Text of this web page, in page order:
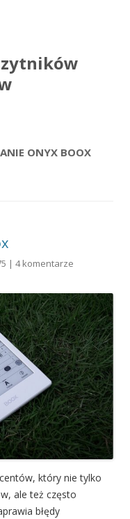
do treści
ONYX BOOX
| 4 komentarze
który nie tylko
ale też często
błędy